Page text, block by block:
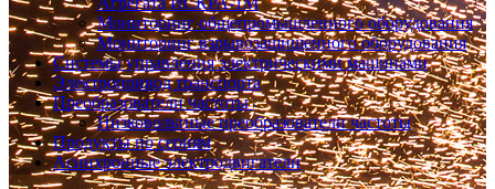
Мониторинг общепромышленного оборудования
Мониторинг взрывозащищенного оборудования
Системы управления электрическими машинами
Электропривод транспорта
Преобразователи частоты
Низковольтные преобразователи частоты
Продукты по сериям
Асинхронные электродвигатели